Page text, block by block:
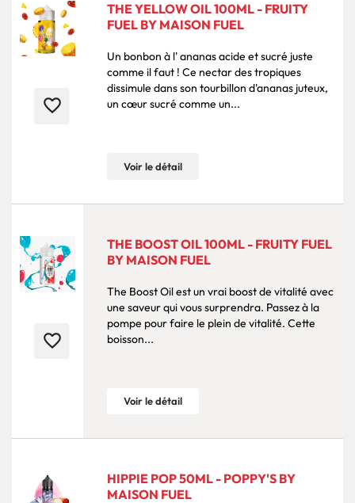
favorite_border
THE YELLOW OIL 100ML - FRUITY
FUEL BY MAISON FUEL
Un bonbon à l' ananas acide et sucré juste
comme il faut ! Ce nectar des tropiques
dissimule dans son tourbillon d'ananas juteux,
un cœur sucré comme un...
Voir le détail
favorite_border
THE BOOST OIL 100ML - FRUITY FUEL
BY MAISON FUEL
The Boost Oil est un vrai boost de vitalité avec
une saveur qui vous surprendra. Passez à la
pompe pour faire le plein de vitalité. Cette
boisson...
Voir le détail
HIPPIE POP 50ML - POPPY'S BY
MAISON FUEL